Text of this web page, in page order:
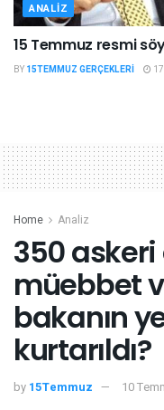
ANALIZ
15 Temmuz resmi
BY 15TEMMUZ GERÇEKLERI
Home Analiz
350
müebbet
bakanın
kurtarıldı?
by 15Temmuz 10